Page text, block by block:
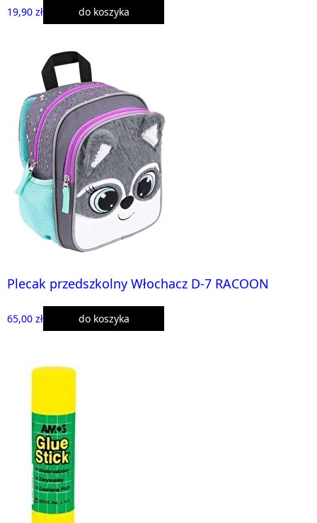
19,90 zł do koszyka
Plecak przedszkolny Włochacz D-7 RACOON
65,00 zł do koszyka